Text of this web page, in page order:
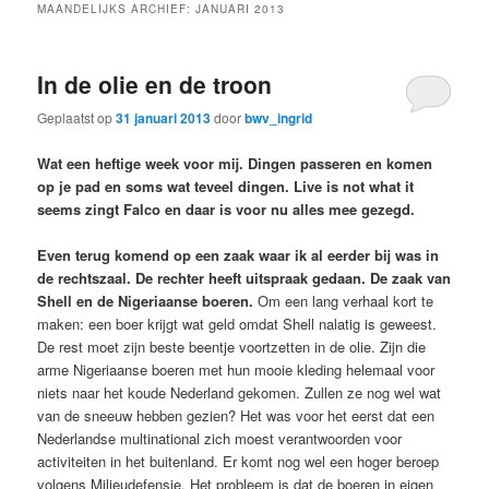
MAANDELIJKS ARCHIEF:JANUARI 2013
In de olie en de troon
Geplaatst op31 januari 2013doorbwv_ingrid
Wat een heftige week voor mij. Dingen passeren en komen
op je pad en soms wat teveel dingen. Live is not what it
seems zingt Falco en daar is voor nu alles mee gezegd.
Even terug komend op een zaak waar ik al eerder bij was in
de rechtszaal. De rechter heeft uitspraak gedaan. De zaak van
Shell en de Nigeriaanse boeren. Om een lang verhaal kort te
maken: een boer krijgt wat geld omdat Shell nalatig is geweest.
De rest moet zijn beste beentje voortzetten in de olie. Zijn die
arme Nigeriaanse boeren met hun mooie kleding helemaal voor
niets naar het koude Nederland gekomen. Zullen ze nog wel wat
van de sneeuw hebben gezien? Het was voor het eerst dat een
Nederlandse multinational zich moest verantwoorden voor
activiteiten in het buitenland. Er komt nog wel een hoger beroep
volgens Milieudefensie. Het probleem is dat de boeren in eigen